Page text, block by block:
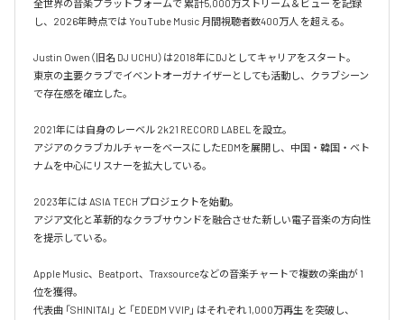
全世界の音楽プラットフォームで 累計5,000万ストリーム＆ビュー を記録
し、2026年時点では YouTube Music 月間視聴者数400万人 を超える。
Justin Owen（旧名 DJ UCHU）は2018年にDJとしてキャリアをスタート。
東京の主要クラブでイベントオーガナイザーとしても活動し、クラブシーン
で存在感を確立した。
2021年には自身のレーベル 2k21 RECORD LABEL を設立。
アジアのクラブカルチャーをベースにしたEDMを展開し、中国・韓国・ベト
ナムを中心にリスナーを拡大している。
2023年には ASIA TECH プロジェクトを始動。
アジア文化と革新的なクラブサウンドを融合させた新しい電子音楽の方向性
を提示している。
Apple Music、Beatport、Traxsourceなどの音楽チャートで複数の楽曲が 1
位を獲得。
代表曲 「SHINITAI」 と 「EDEDM VVIP」 はそれぞれ 1,000万再生 を突破し、